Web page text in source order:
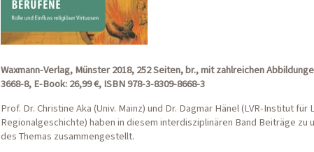
Waxmann-Verlag, Münster 2018, 252 Seiten, br., mit zahlreichen
3668-8, E-Book: 26,99 €, ISBN 978-3-8309-8668-3
Prof. Dr. Christine Aka (Univ. Mainz) und Dr. Dagmar Hänel (LVR-Institut für
Regionalgeschichte) haben in diesem interdisziplinären Band Beiträge zu
des Themas zusammengestellt.